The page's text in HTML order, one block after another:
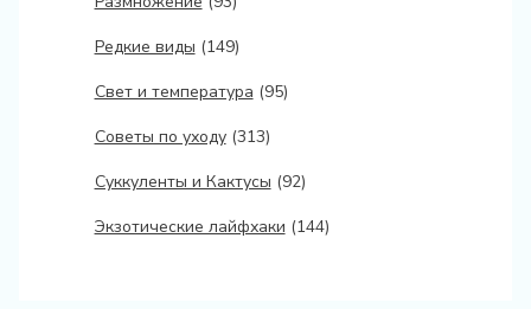
Редкие виды (149)
Свет и температура (95)
Советы по уходу(313)
Суккуленты и Кактусы (92)
Экзотические лайфхаки (144)